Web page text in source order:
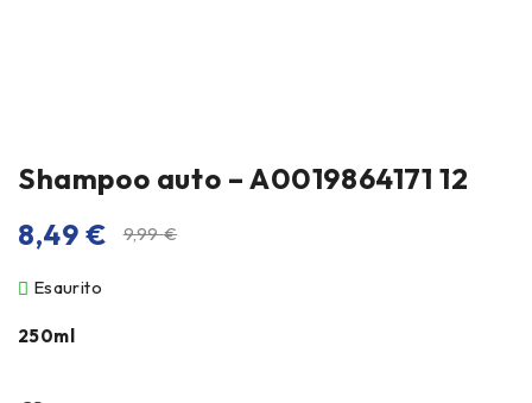
Shampoo auto – A0019864171 12
9,99€
8,49 €
Esaurito
250ml